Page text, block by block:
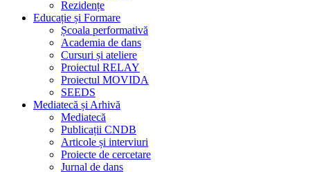
Rezidențe
Educație și Formare
Școala performativă
Academia de dans
Cursuri și ateliere
Proiectul RELAY
Proiectul MOVIDA
SEEDS
Mediatecă și Arhivă
Mediatecă
Publicații CNDB
Articole și interviuri
Proiecte de cercetare
Jurnal de dans